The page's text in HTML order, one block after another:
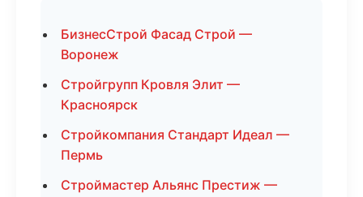
БизнесСтрой Фасад Строй —
Воронеж
Стройгрупп Кровля Элит —
Красноярск
Стройкомпания Стандарт Идеал —
Пермь
Строймастер Альянс Престиж —